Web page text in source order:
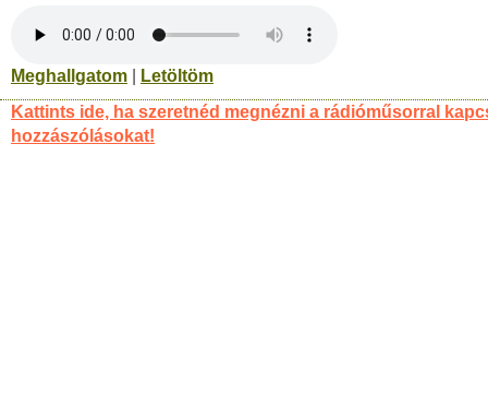
Meghallgatom
Letöltöm
Kattints ide, ha szeretnéd megnézni a rádióműsorral
hozzászólásokat!